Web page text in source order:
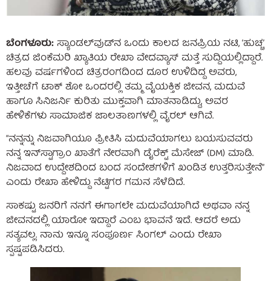
ಬೆಂಗಳೂರು:ಸ್ಯಾಂಡಲ್‌ವುಡ್‌ನ ಒಂದು ಕಾಲದ ಜನಪ್ರಿಯ ನಟಿ, ‘ಹುಚ್ಚ’
ಚಿತ್ರದ ಜಿಂಕೆಮರಿ ಖ್ಯಾತಿಯ ರೇಖಾ ವೇದವ್ಯಾಸ್ ಮತ್ತೆ ಸುದ್ದಿಯಲ್ಲಿದ್ದಾರೆ.
ಹಲವು ವರ್ಷಗಳಿಂದ ಚಿತ್ರರಂಗದಿಂದ ದೂರ ಉಳಿದಿದ್ದ ಅವರು,
ಇತ್ತೀಚೆಗೆ ಟಾಕ್ ಶೋ ಒಂದರಲ್ಲಿ ತಮ್ಮ ವೈಯಕ್ತಿಕ ಜೀವನ, ಮದುವೆ
ಹಾಗೂ ಸಿನಿಜರ್ನಿ ಕುರಿತು ಮುಕ್ತವಾಗಿ ಮಾತನಾಡಿದ್ದು, ಅವರ
ಹೇಳಿಕೆಗಳು ಸಾಮಾಜಿಕ ಜಾಲತಾಣಗಳಲ್ಲಿ ವೈರಲ್ ಆಗಿವೆ.
“ನನ್ನನ್ನು ನಿಜವಾಗಿಯೂ ಪ್ರೀತಿಸಿ ಮದುವೆಯಾಗಲು ಬಯಸುವವರು
ನನ್ನ ಇನ್‌ಸ್ಟಾಗ್ರಾಂ ಖಾತೆಗೆ ನೇರವಾಗಿ ಡೈರೆಕ್ಟ್ ಮೆಸೇಜ್ (DM) ಮಾಡಿ.
ನಿಜವಾದ ಉದ್ದೇಶದಿಂದ ಬಂದ ಸಂದೇಶಗಳಿಗೆ ಖಂಡಿತ ಉತ್ತರಿಸುತ್ತೇನೆ”
ಎಂದು ರೇಖಾ ಹೇಳಿದ್ದು ನೆಟ್ಟಿಗರ ಗಮನ ಸೆಳೆದಿದೆ.
ಸಾಕಷ್ಟು ಜನರಿಗೆ ನನಗೆ ಈಗಾಗಲೇ ಮದುವೆಯಾಗಿದೆ ಅಥವಾ ನನ್ನ
ಜೀವನದಲ್ಲಿ ಯಾರೋ ಇದ್ದಾರೆ ಎಂಬ ಭಾವನೆ ಇದೆ. ಆದರೆ ಅದು
ಸತ್ಯವಲ್ಲ. ನಾನು ಇನ್ನೂ ಸಂಪೂರ್ಣ ಸಿಂಗಲ್ ಎಂದು ರೇಖಾ
ಸ್ಪಷ್ಟಪಡಿಸಿದರು.